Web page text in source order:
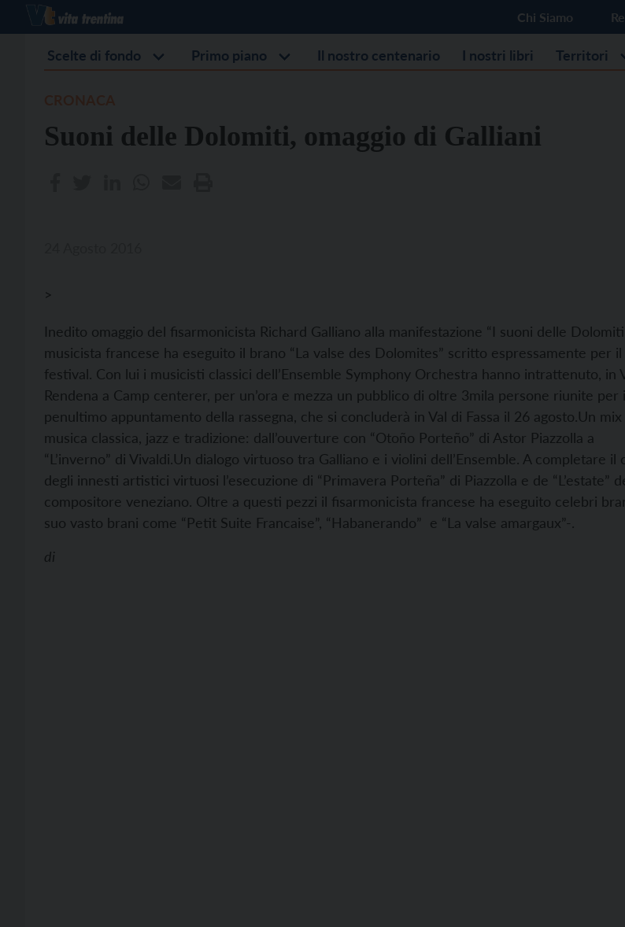
Chi Siamo
Scelte di fondo Primo piano Il nostro centenario I nostri libri Territori
Suoni delle Dolomiti, omaggio di Galliani
>
Inedito omaggio del fisarmonicista Richard Galliano alla manifestazione “I suoni delle
musicista francese ha eseguito il brano “La valse des Dolomites” scritto espressamente per il
festival. Con lui i musicisti classici dell’Ensemble Symphony Orchestra hanno intrattenuto, in
Rendena a Camp centerer, per un’ora e mezza un pubblico di oltre 3mila persone riunite per
penultimo appuntamento della rassegna, che si concluderà in Val di Fassa il 26 agosto.Un mix
musica classica, jazz e tradizione: dall’ouverture con “Otoño Porteño” di Astor Piazzolla a
“L’inverno” di Vivaldi.Un dialogo virtuoso tra Galliano e i violini dell’Ensemble. A completare il
degli innesti artistici virtuosi l’esecuzione di “Primavera Porteña” di Piazzolla e de “L’estate”
compositore veneziano. Oltre a questi pezzi il fisarmonicista francese ha eseguito celebri
suo vasto brani come “Petit Suite Francaise”, “Habanerando” e “La valse amargaux”-.
di